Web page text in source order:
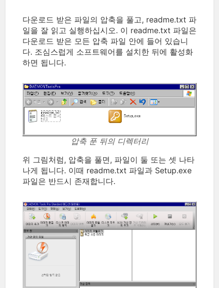
다운로드 받은 파일의 압축을 풀고, readme.txt 파
일을 잘 읽고 실행하십시오. 이 readme.txt 파일은
다운로드 받은 모든 압축 파일 안에 들어 있습니
다. 조심스럽게 소프트웨어를 설치한 뒤에 활성화
하면 됩니다.
압축 푼 뒤의 디렉터리
위 그림처럼, 압축을 풀면, 파일이 둘 또는 셋 나타
나게 됩니다. 이때 readme.txt 파일과 Setup.exe
파일은 반드시 존재합니다.